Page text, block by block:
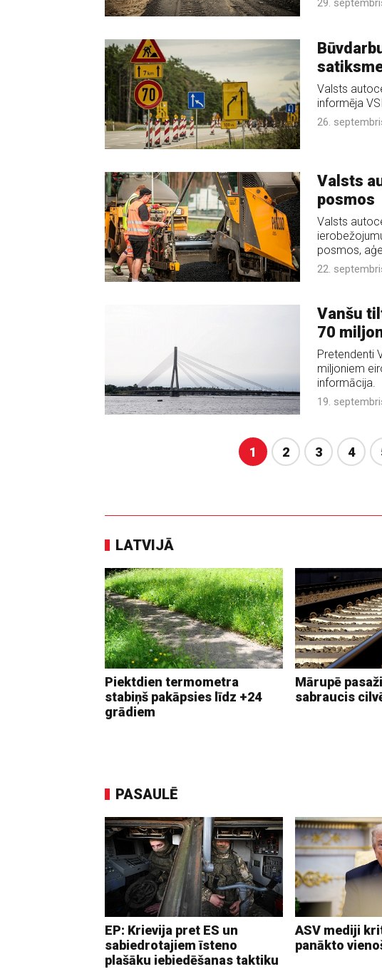
29.
Valsts
informēja
26.
Valsts
posmos
Valsts
posmos,
22.
Vanšu
70
Pretendenti
miljoniem
informācija.
19.
1 2 3 4
LATVIJĀ
Piektdien termometra
stabiņš pakāpsies līdz +24
grādiem
Mārupē
sabraucis
PASAULĒ
EP: Krievija pret ES un
sabiedrotajiem īsteno
plašāku iebiedēšanas taktiku
ASV mediji
panākto